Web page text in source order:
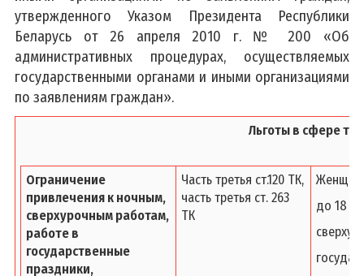
утвержденного Указом Президента Республики
Беларусь от 26 апреля 2010 г. № 200 «Об
административных процедурах, осуществляемых
государственными органами и иными организациями
по заявлениям граждан».
Льготы в сфере
Ограничение
привлечения к ночным,
сверхурочным работам,
работе в
государственные
праздники,
Часть третья ст.120 ТК,
часть третья ст. 263
ТК
до 18